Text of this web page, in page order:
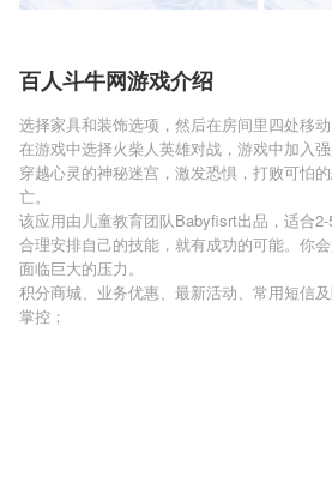
百人斗牛网游戏介绍
选择家具和装饰选项，然后在房间里四处移动
在游戏中选择火柴人英雄对战，游戏中加入强
穿越心灵的神秘迷宫，激发恐惧，打败可怕
亡。
该应用由儿童教育团队Babyfisrt出品，适合2-
合理安排自己的技能，就有成功的可能。你
面临巨大的压力。
积分商城、业务优惠、最新活动、常用短信
掌控；